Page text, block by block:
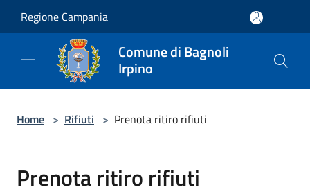
Regione Campania
Comune di Bagnoli
Irpino
Home > Rifiuti > Prenota ritiro rifiuti
Prenota ritiro rifiuti